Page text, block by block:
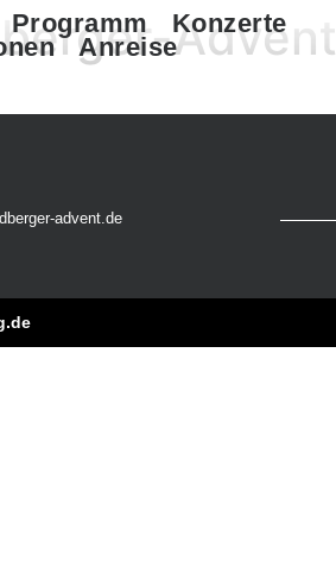
Programm
Konzerte
AnreiseAdvent
advent.de